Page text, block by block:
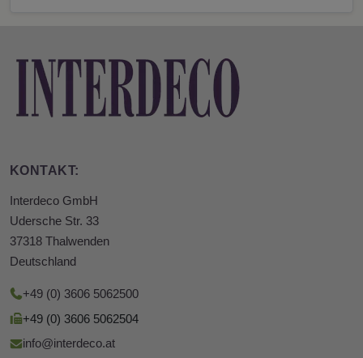
KONTAKT:
Interdeco GmbH
Udersche Str. 33
37318 Thalwenden
Deutschland
+49 (0) 3606 5062500
+49 (0) 3606 5062504
info@interdeco.at